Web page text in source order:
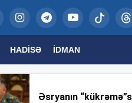
HADISƏ İDMAN
Əsryanın